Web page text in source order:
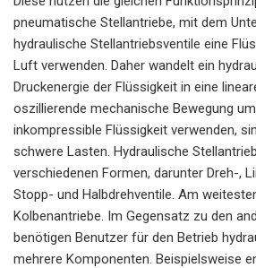
pneumatische Stellantriebe, mit dem
hydraulische Stellantriebsventile eine
Luft verwenden. Daher wandelt ein
Druckenergie der Flüssigkeit in eine
oszillierende mechanische Bewegung
inkompressible Flüssigkeit verwenden,
schwere Lasten. Hydraulische
verschiedenen Formen, darunter Dreh-,
Stopp- und Halbdrehventile. Am
Kolbenantriebe. Im Gegensatz zu den
benötigen Benutzer für den Betrieb
mehrere Komponenten. Beispielsweise